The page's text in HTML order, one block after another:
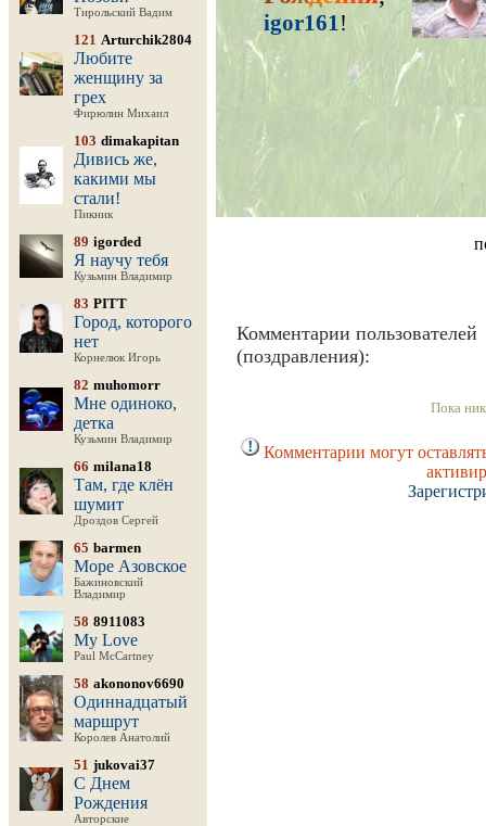
Тирольский Вадим
121 Arturchik2804
Любите
женщину за
грех
Фирюлин Михаил
103 dimakapitan
Дивись же,
какими мы
стали!
Пикник
89 igorded
Я научу тебя
Кузьмин Владимир
83 PITT
Город, которого
нет
Корнелюк Игорь
82 muhomorr
Мне одиноко,
детка
Кузьмин Владимир
66 milana18
Там, где клён
шумит
Дроздов Сергей
65 barmen
Море Азовское
Бажиновский
Владимир
58 8911083
My Love
Paul McCartney
58 akononov6690
Одиннадцатый
маршрут
Королев Анатолий
51 jukovai37
С Днем
Рождения
Авторские
igor161!
Комментарии пользователей
(поздравления):
Пока
Комментарии могут